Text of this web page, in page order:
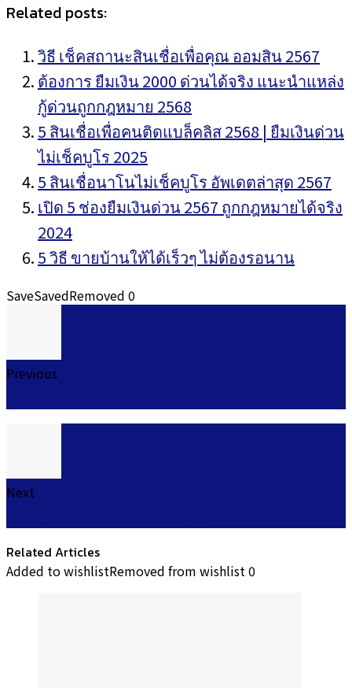
Related posts:
วิธี เช็คสถานะสินเชื่อเพื่อคุณ ออมสิน 2567
ต้องการ ยืมเงิน 2000 ด่วนได้จริง แนะนำแหล่ง
กู้ด่วนถูกกฎหมาย 2568
5 สินเชื่อเพื่อคนติดแบล็คลิส 2568 | ยืมเงินด่วน
ไม่เช็คบูโร 2025
5 สินเชื่อนาโนไม่เช็คบูโร อัพเดตล่าสุด 2567
เปิด 5 ช่องยืมเงินด่วน 2567 ถูกกฎหมายได้จริง
2024
5 วิธี ขายบ้านให้ได้เร็วๆ ไม่ต้องรอนาน
SaveSavedRemoved 0
Previous
Next
Related Articles
Added to wishlistRemoved from wishlist0